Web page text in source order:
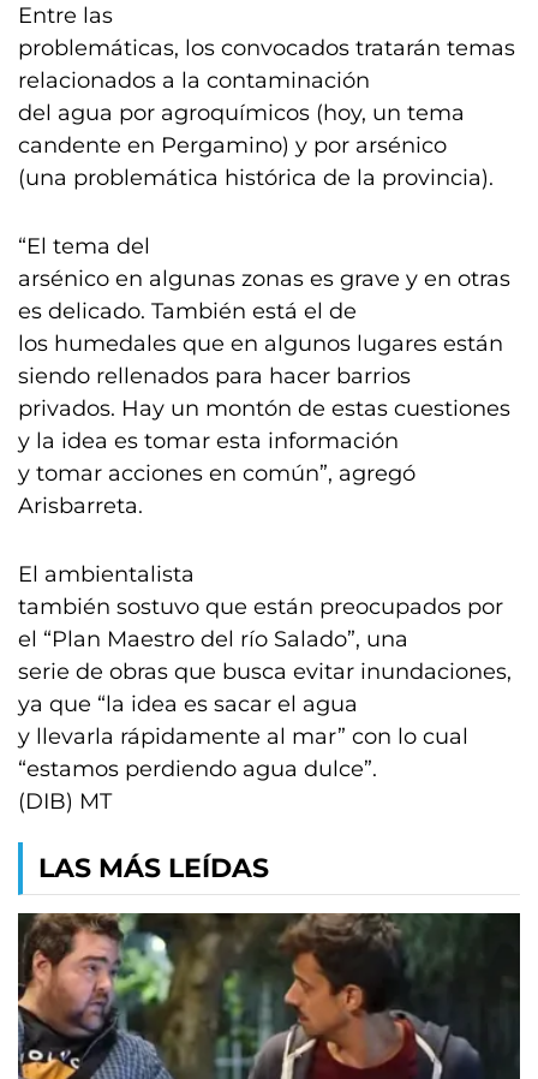
Entre las
problemáticas, los convocados tratarán temas
relacionados a la contaminación
del agua por agroquímicos (hoy, un tema
candente en Pergamino) y por arsénico
(una problemática histórica de la provincia).
“El tema del
arsénico en algunas zonas es grave y en otras
es delicado. También está el de
los humedales que en algunos lugares están
siendo rellenados para hacer barrios
privados. Hay un montón de estas cuestiones
y la idea es tomar esta información
y tomar acciones en común”, agregó
Arisbarreta.
El ambientalista
también sostuvo que están preocupados por
el “Plan Maestro del río Salado”, una
serie de obras que busca evitar inundaciones,
ya que “la idea es sacar el agua
y llevarla rápidamente al mar” con lo cual
“estamos perdiendo agua dulce”.
(DIB) MT
LAS MÁS LEÍDAS